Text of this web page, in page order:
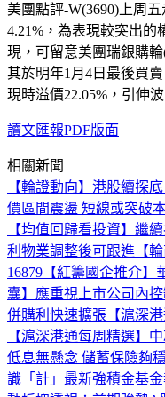
美團點評-W(3690)上周
4.21%，為表現較突出的
現，可留意美團瑞銀購輪
其於明年1月4日最後買賣
現時溢價22.05%，引伸
讀文匯報PDF版面
相關新聞
【輪證動向】港股續探
價區間震盪 短線或突破
【均值回歸看投資】繼
利物業調整後可跟進 【
16879 【紅籌國企推介
囊】應重視上市公司內
併購利快速擴張 【滬深
【滬深港通每周精選】
低息無懸念 儲蓄保險夠
識「計」 最新強積金基